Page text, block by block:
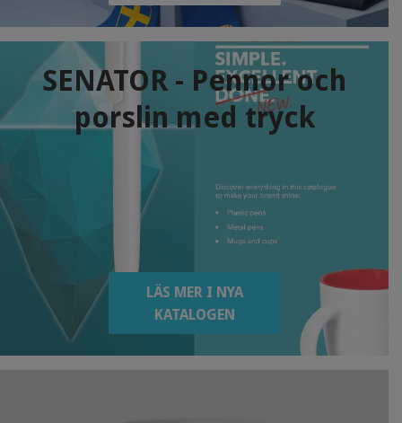
SENATOR - Pennor och
porslin med tryck
LÄS MER I NYA
KATALOGEN